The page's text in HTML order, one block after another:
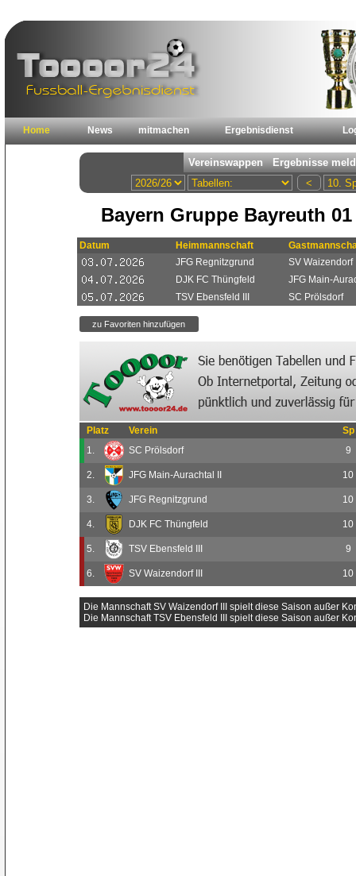
Home News mitmachen Ergebnisdienst
Bayern Gruppe Bayreuth 01
Datum Heimmannschaft
JFG Regnitzgrund
SV Waizendorf
DJK FC Thüngfeld
JFG Main-
TSV Ebensfeld III
SC Prölsdorf
Platz Verein
Sp
1.
SC Prölsdorf 9
2. JFG Main-Aurachtal II 10
3. JFG Regnitzgrund 10
4. DJK FC Thüngfeld 10
5. TSV Ebensfeld III 9
6. SV Waizendorf III 10
Die Mannschaft SV Waizendorf III spielt diese Saison außer
Die Mannschaft TSV Ebensfeld III spielt diese Saison außer